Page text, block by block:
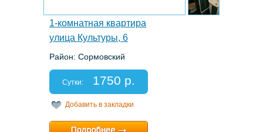
1-комнатная квартира
улица Культуры, 6
Район: Сормовский
Спальных мест: 2+1
Отчетные документы: есть
Сутки: 1750 р.
Добавить в закладки
Минимальный срок:1 суток